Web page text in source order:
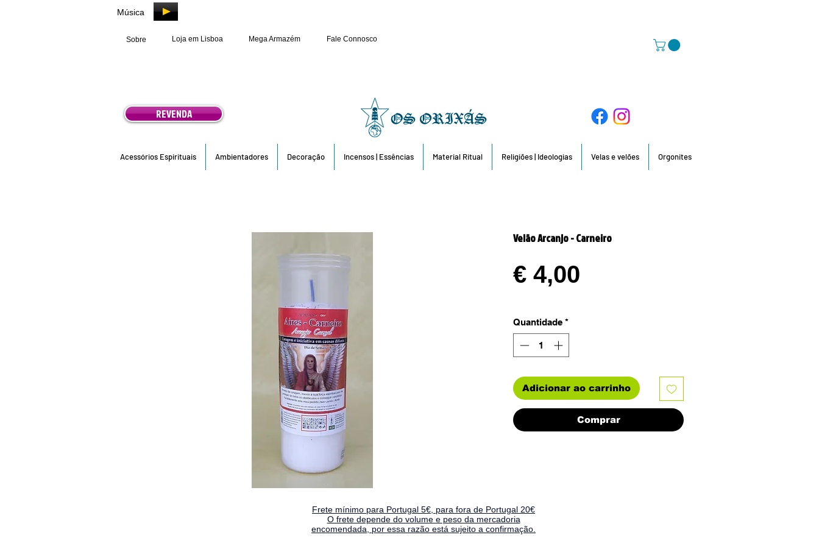
Música
Sobre Loja em Lisboa Mega Armazém Fale Connosco
REVENDA
Acessórios Espirituais Ambientadores Decoração Incensos | Essências Material Ritual Religiões | Ideologias Velas e velões Orgonites
Velão Arcanjo - Carneiro
€ 4,00
Quantidade *
Adicionar ao carrinho
Comprar
Frete mínimo para Portugal 5€, para fora de Portugal 20€
O frete depende do volume e peso da mercadoria
encomendada, por essa razão está sujeito a confirmação.